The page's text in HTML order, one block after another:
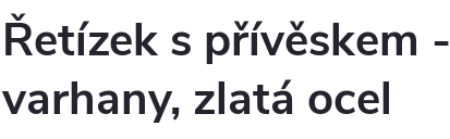
Řetízek s přívěskem -
varhany, zlatá ocel